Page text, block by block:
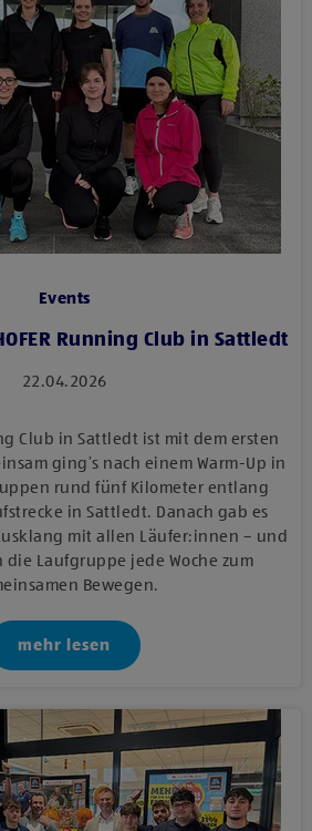
Events
Running Club in Sattledt
22.04.2026
Club in Sattledt ist mit dem ersten
ging’s nach einem Warm-Up in
rund fünf Kilometer entlang
in Sattledt. Danach gab es
mit allen Läufer:innen – und
Laufgruppe jede Woche zum
Bewegen.
mehr lesen